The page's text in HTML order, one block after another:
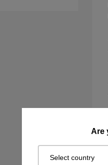
Are
Select country